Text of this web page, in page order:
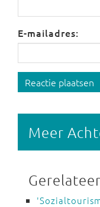
E-mailadres:
Reactie plaatsen
Meer